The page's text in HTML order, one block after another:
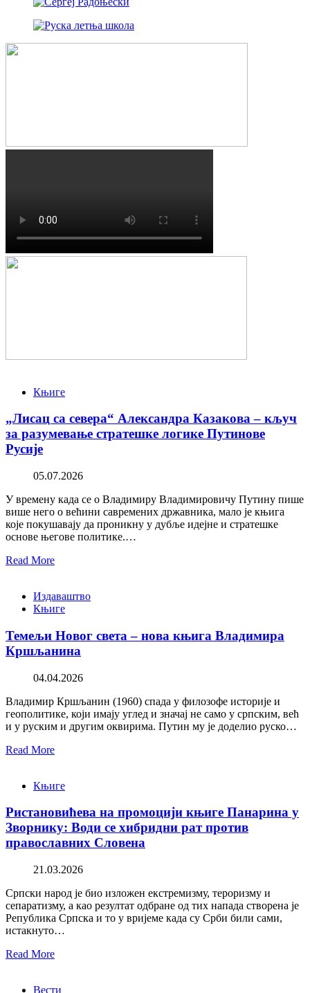
Књиге
„Лисац са севера“ Александра Казакова – кључ
за разумевање стратешке логике Путинове
Русије
05.07.2026
У времену када се о Владимиру Владимировичу Путину пише
више него о већини савремених државника, мало је књига
које покушавају да проникну у дубље идејне и стратешке
основе његове политике.…
Read More
Издаваштво
Књиге
Темељи Новог света – нова књига Владимира
Кршљанина
04.04.2026
Владимир Кршљанин (1960) спада у филозофе историје и
геополитике, који имају углед и значај не само у српским, већ
и у руским и другим оквирима. Путин му је доделио руско…
Read More
Књиге
Ристановићева на промоцији књиге Панарина у
Зворнику: Води се хибридни рат против
православних Словена
21.03.2026
Српски народ је био изложен екстремизму, тероризму и
сепаратизму, а као резултат одбране од тих напада створена је
Република Српска и то у вријеме када су Срби били сами,
истакнуто…
Read More
Вести